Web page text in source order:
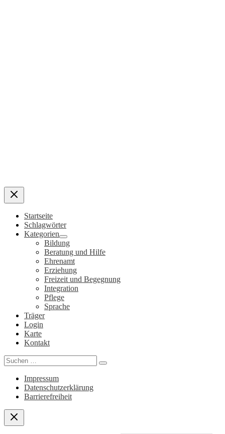
Startseite
Schlagwörter
Kategorien
Bildung
Beratung und Hilfe
Ehrenamt
Erziehung
Freizeit und Begegnung
Integration
Pflege
Sprache
Träger
Login
Karte
Kontakt
Search
for:
Impressum
Datenschutzerklärung
Barrierefreiheit